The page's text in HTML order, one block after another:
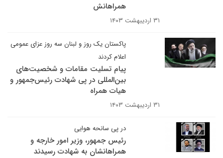
همراهانش
۳۱ اردیبهشت ۱۴۰۳
پاکستان یک روز و لبنان سه روز عزای عمومی
اعلام کردند
پیام تسلیت مقامات و شخصیت‌های
بین‌المللی در پی شهادت رئیس‌جمهور و
هیات همراه
۳۱ اردیبهشت ۱۴۰۳
در پی سانحه هوایی
رئیس جمهور، وزیر امور خارجه و
همراهانشان به شهادت رسیدند